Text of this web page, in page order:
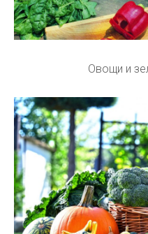
Овощи и